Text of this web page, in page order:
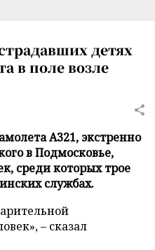
детях
в поле возле
А321, экстренно
в Подмосковье,
среди которых трое
службах.
– сказал